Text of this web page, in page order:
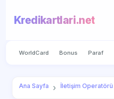
Kredikartlari.net
WorldCard Bonus Paraf
Ana Sayfa İletişim Operatörü